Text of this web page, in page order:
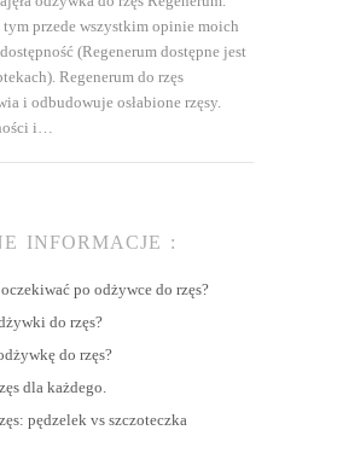
tym przede wszystkim opinie moich
(Regenerum dostępne jest
Regenerum do rzęs
i odbudowuje osłabione rzęsy.
i…
INFORMACJE :
po odżywce do rzęs?
do rzęs?
do rzęs?
dla każdego.
pędzelek vs szczoteczka